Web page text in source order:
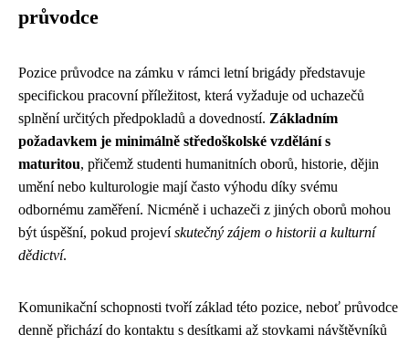
průvodce
Pozice průvodce na zámku v rámci letní brigády představuje
specifickou pracovní příležitost, která vyžaduje od uchazečů
splnění určitých předpokladů a dovedností. Základním
požadavkem je minimálně středoškolské vzdělání s
maturitou, přičemž studenti humanitních oborů, historie, dějin
umění nebo kulturologie mají často výhodu díky svému
odbornému zaměření. Nicméně i uchazeči z jiných oborů mohou
být úspěšní, pokud projevískutečný zájem o historii a kulturní
dědictví.
Komunikační schopnosti tvoří základ této pozice, neboť průvodce
denně přichází do kontaktu s desítkami až stovkami návštěvníků